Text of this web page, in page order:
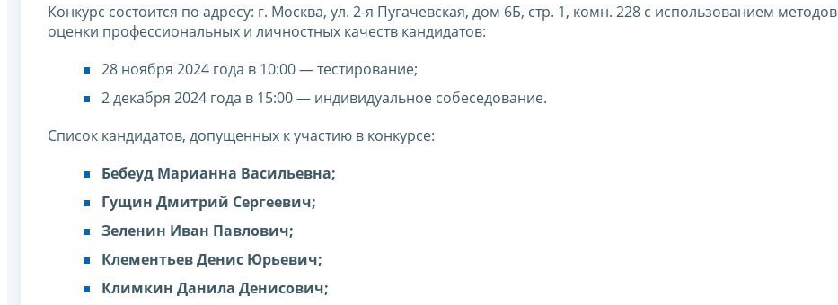
Конкурс состоится по адресу: г. Москва, ул. 2-я Пугачевская, дом 6Б, стр. 1, комн. 228 с использованием методов
оценки профессиональных и личностных качеств кандидатов:
28 ноября 2024 года в 10:00 — тестирование;
2 декабря 2024 года в 15:00 — индивидуальное собеседование.
Список кандидатов, допущенных к участию в конкурсе:
Бебеуд Марианна Васильевна;
Гущин Дмитрий Сергеевич;
Зеленин Иван Павлович;
Клементьев Денис Юрьевич;
Климкин Данила Денисович;